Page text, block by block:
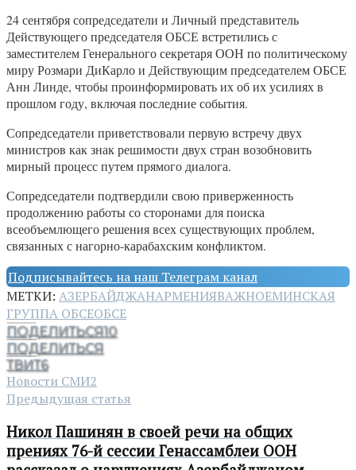
24 сентября сопредседатели и Личный представитель
Действующего председателя ОБСЕ встретились с
заместителем Генерального секретаря ООН по политическому
миру Розмари ДиКарло и Действующим председателем ОБСЕ
Анн Линде, чтобы проинформировать их об их усилиях в
прошлом году, включая последние события.
Сопредседатели приветствовали первую встречу двух
министров как знак решимости двух стран возобновить
мирный процесс путем прямого диалога.
Сопредседатели подтвердили свою приверженность
продолжению работы со сторонами для поиска
всеобъемлющего решения всех существующих проблем,
связанных с нагорно-карабахским конфликтом.
Подписывайтесь на наш Телеграм канал
МЕТКИ: АЗЕРБАЙДЖАНАРМЕНИЯВАЖНОЕМИНСКАЯ
ГРУППА ОБСЕОБСЕ
ПОДЕЛИТЬСЯ10
ПОДЕЛИТЬСЯ
ТВИТ6
Новости СМИ2
Предыдущая статья
Никол Пашинян в своей речи на общих
прениях 76-й сессии Генaссамблеи ООН